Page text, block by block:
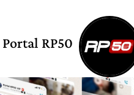
Portal RP50